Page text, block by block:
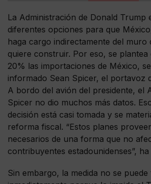
La Administración de Donald Trump
diferentes opciones para que
haga cargo indirectamente del muro
quiere construir. Por eso, se
20% las importaciones de México,
informado Sean Spicer, el portavoz
A bordo del avión del presidente, el
Spicer no dio muchos más datos.
decisión está casi tomada y se
reforma fiscal. “Estos planes
necesarios de una forma que no
contribuyentes estadounidenses”,
Sin embargo, la medida no se puede